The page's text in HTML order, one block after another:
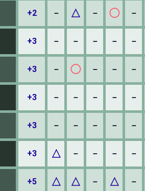
+2 － △ － ◯ －
+3 － － － － －
+3 － ◯ － － －
+3 － － － － －
+3 － － － － －
+3 △ － － － －
+5 △ △ － △ －